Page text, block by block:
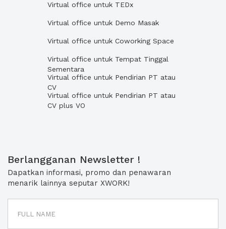
Virtual office untuk TEDx
Virtual office untuk Demo Masak
Virtual office untuk Coworking Space
Virtual office untuk Tempat Tinggal
Sementara
Virtual office untuk Pendirian PT atau
CV
Virtual office untuk Pendirian PT atau
CV plus VO
Berlangganan Newsletter !
Dapatkan informasi, promo dan penawaran
menarik lainnya seputar XWORK!